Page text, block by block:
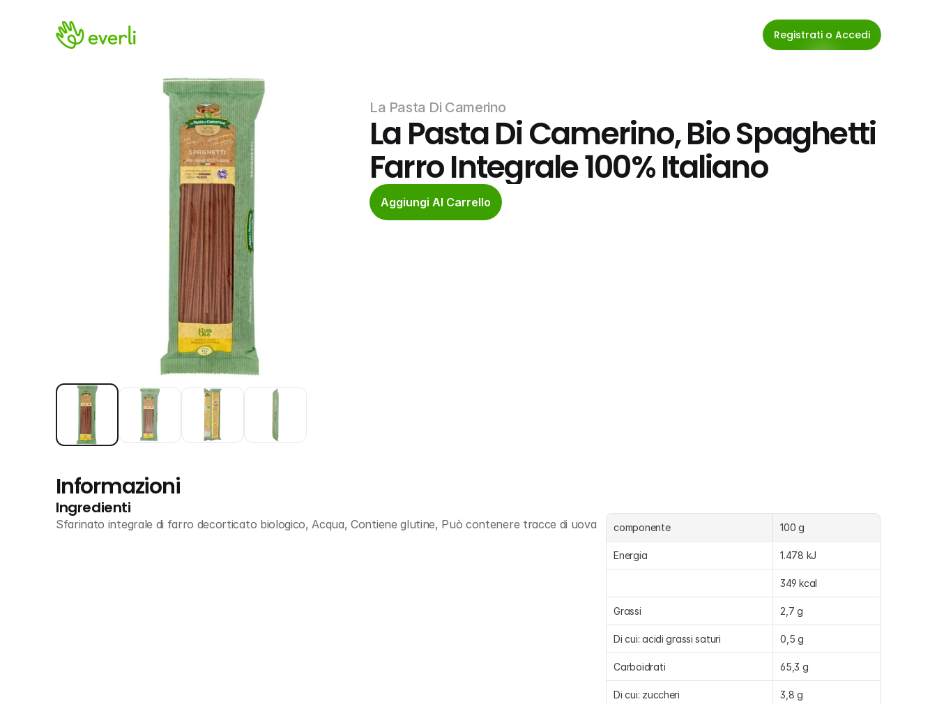
Registrati o Accedi
La Pasta Di Camerino
La Pasta Di Camerino, Bio Spaghetti
Farro Integrale 100% Italiano
Aggiungi Al Carrello
Informazioni
Ingredienti
Sfarinato integrale di farro decorticato biologico, Acqua, Contiene glutine, Può contenere tracce di uova componente 100 g
Energia 1.478 kJ
349 kcal
Grassi 2,7 g
Di cui: acidi grassi saturi 0,5 g
Carboidrati 65,3 g
Di cui: zuccheri 3,8 g